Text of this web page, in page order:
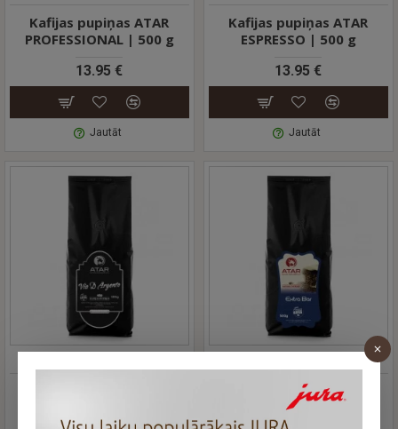
Kafijas pupiņas ATAR
PROFESSIONAL | 500 g
13.95 €
Jautāt
Kafijas pupiņas ATAR
ESPRESSO | 500 g
13.95 €
Jautāt
Kafijas pupiņas ATAR
EXTRA BAR | 500 g